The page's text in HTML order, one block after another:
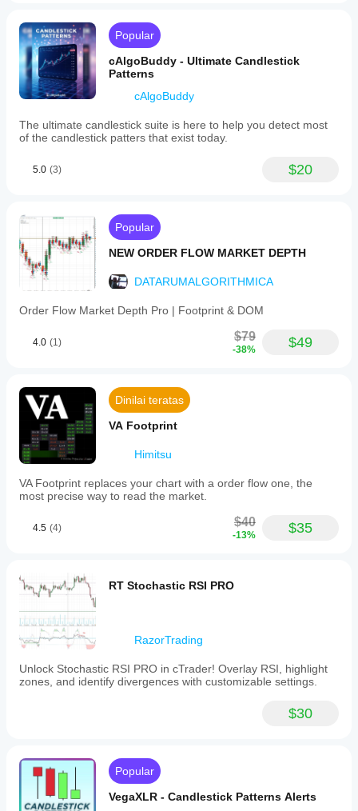
Popular
cAlgoBuddy - Ultimate Candlestick
Patterns
cAlgoBuddy
The ultimate candlestick suite is here to help you detect most
of the candlestick patters that exist today.
5.0 (3) $20
Popular
NEW ORDER FLOW MARKET DEPTH
DATARUMALGORITHMICA
Order Flow Market Depth Pro | Footprint & DOM
4.0 (1) $79
-38% $49
Dinilai teratas
VA Footprint
Himitsu
VA Footprint replaces your chart with a order flow one, the
most precise way to read the market.
4.5 (4) $40
-13% $35
RT Stochastic RSI PRO
RazorTrading
Unlock Stochastic RSI PRO in cTrader! Overlay RSI, highlight
zones, and identify divergences with customizable settings.
$30
Popular
VegaXLR - Candlestick Patterns Alerts